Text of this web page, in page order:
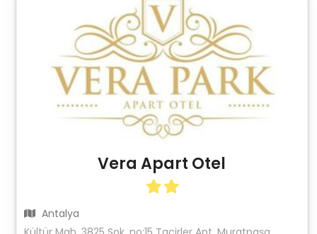
Vera Apart Otel
Antalya